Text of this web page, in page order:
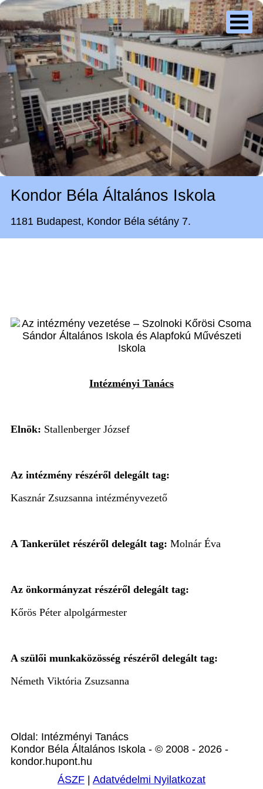
Kondor Béla Általános Iskola
1181 Budapest, Kondor Béla sétány 7.
Intézményi Tanács
Elnök: Stallenberger József
Az intézmény részéről delegált tag:
Kasznár Zsuzsanna intézményvezető
A Tankerület részéről delegált tag: Molnár Éva
Az önkormányzat részéről delegált tag:
Kőrös Péter alpolgármester
A szülői munkaközösség részéről delegált tag:
Németh Viktória Zsuzsanna
Oldal: Intézményi Tanács
Kondor Béla Általános Iskola - © 2008 - 2026 -
kondor.hupont.hu
ÁSZF
Adatvédelmi Nyilatkozat